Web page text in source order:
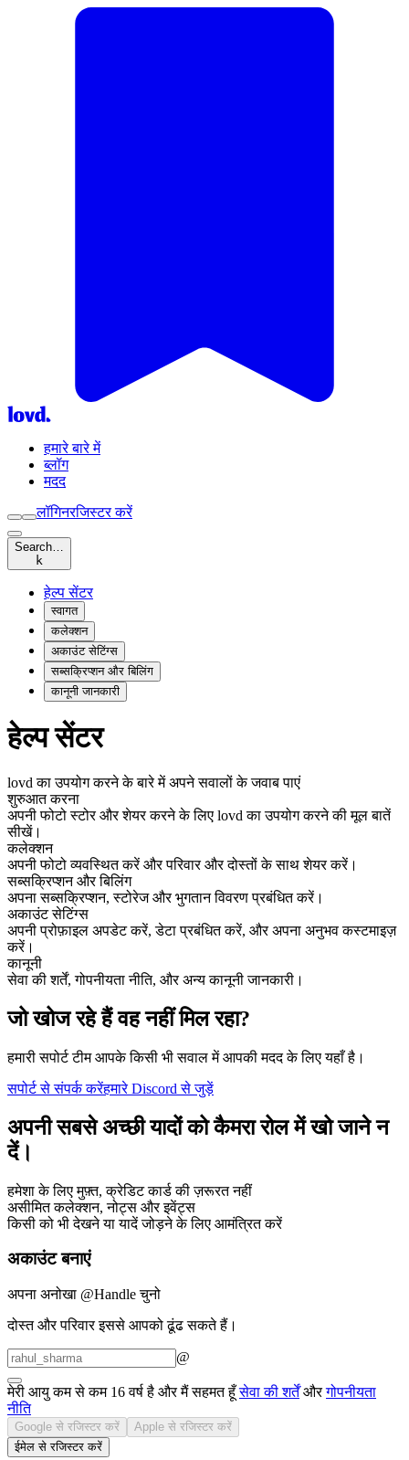
हमारे बारे में
ब्लॉग
मदद
लॉगिनरजिस्टर करें
Search…
k
हेल्प सेंटर
स्वागत
कलेक्शन
अकाउंट सेटिंग्स
सब्सक्रिप्शन और बिलिंग
कानूनी जानकारी
हेल्प सेंटर
lovd का उपयोग करने के बारे में अपने सवालों के जवाब पाएं
शुरुआत करना
अपनी फोटो स्टोर और शेयर करने के लिए lovd का उपयोग करने की मूल बातें
सीखें।
कलेक्शन
अपनी फोटो व्यवस्थित करें और परिवार और दोस्तों के साथ शेयर करें।
सब्सक्रिप्शन और बिलिंग
अपना सब्सक्रिप्शन, स्टोरेज और भुगतान विवरण प्रबंधित करें।
अकाउंट सेटिंग्स
अपनी प्रोफ़ाइल अपडेट करें, डेटा प्रबंधित करें, और अपना अनुभव कस्टमाइज़
करें।
कानूनी
सेवा की शर्तें, गोपनीयता नीति, और अन्य कानूनी जानकारी।
जो खोज रहे हैं वह नहीं मिल रहा?
हमारी सपोर्ट टीम आपके किसी भी सवाल में आपकी मदद के लिए यहाँ है।
सपोर्ट से संपर्क करेंहमारे Discord से जुड़ें
अपनी सबसे अच्छी यादों कोकैमरा रोलमें खो जाने न
दें।
हमेशा के लिए मुफ़्त, क्रेडिट कार्ड की ज़रूरत नहीं
असीमित कलेक्शन, नोट्स और इवेंट्स
किसी को भी देखने या यादें जोड़ने के लिए आमंत्रित करें
अकाउंट बनाएं
अपना अनोखा @Handle चुनो
दोस्त और परिवार इससे आपको ढूंढ सकते हैं।
@
मेरी आयु कम से कम 16 वर्ष है और मैं सहमत हूँसेवा की शर्तेंऔरगोपनीयता
नीति
Google से रजिस्टर करें
Apple से रजिस्टर करें
ईमेल से रजिस्टर करें